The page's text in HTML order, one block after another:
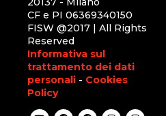
CF e PI 06369340150
FISW @2017 | All Rights
Reserved
Informativa sul
trattamento dei dati
personali - Cookies
Policy